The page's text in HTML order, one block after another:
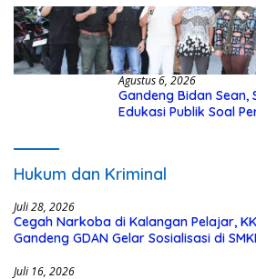
Agustus 6, 2026
Gandeng Bidan Sean,
Edukasi Publik Soal
Hukum dan Kriminal
Juli 28, 2026
Cegah Narkoba di Kalangan Pelajar,
Gandeng GDAN Gelar Sosialisasi di
Juli 16, 2026